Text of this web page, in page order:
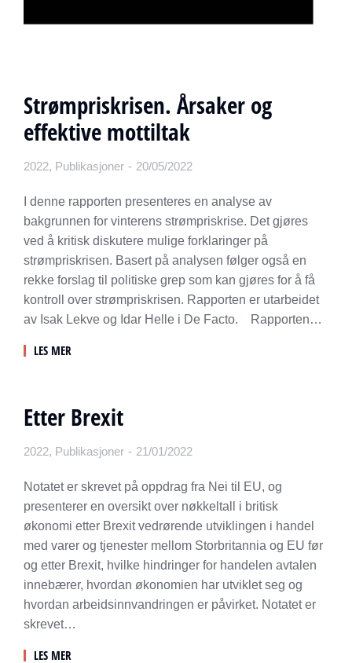
Strømpriskrisen. Årsaker og
effektive mottiltak
2022, Publikasjoner 20/05/2022
I denne rapporten presenteres en analyse av
bakgrunnen for vinterens strømpriskrise. Det gjøres
ved å kritisk diskutere mulige forklaringer på
strømpriskrisen. Basert på analysen følger også en
rekke forslag til politiske grep som kan gjøres for å få
kontroll over strømpriskrisen. Rapporten er utarbeidet
av Isak Lekve og Idar Helle i De Facto. Rapporten…
LES MER
Etter Brexit
2022, Publikasjoner 21/01/2022
Notatet er skrevet på oppdrag fra Nei til EU, og
presenterer en oversikt over nøkkeltall i britisk
økonomi etter Brexit vedrørende utviklingen i handel
med varer og tjenester mellom Storbritannia og EU før
og etter Brexit, hvilke hindringer for handelen avtalen
innebærer, hvordan økonomien har utviklet seg og
hvordan arbeidsinnvandringen er påvirket. Notatet er
skrevet…
LES MER